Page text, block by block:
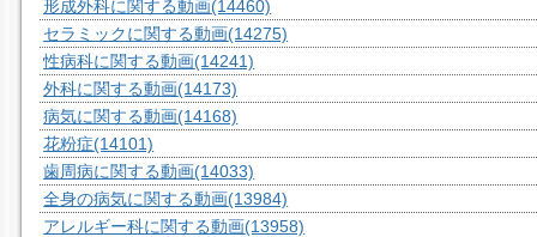
形成外科に関する動画(14460)
セラミックに関する動画(14275)
性病科に関する動画(14241)
外科に関する動画(14173)
病気に関する動画(14168)
花粉症(14101)
歯周病に関する動画(14033)
全身の病気に関する動画(13984)
アレルギー科に関する動画(13958)